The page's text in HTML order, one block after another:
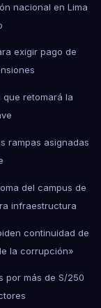
nacional en Lima
exigir pago de
que retomará la
rampas asignadas
del campus de
infraestructura
continuidad de
la corrupción»
por más de S/250